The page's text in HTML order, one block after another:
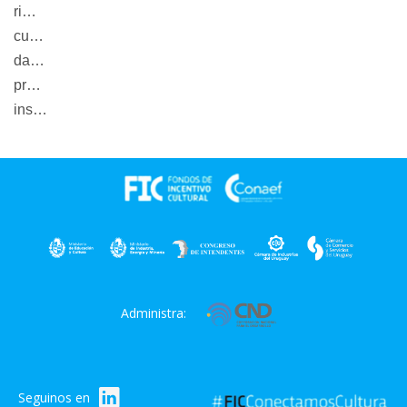
rimas,
cuentos,
danzas,
prácticas
instrumentales).
Administra:
Seguinos en